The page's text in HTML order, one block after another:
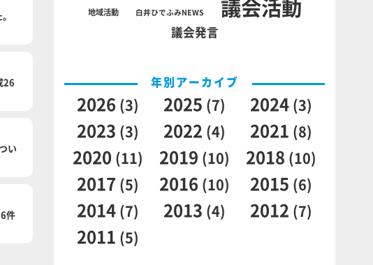
26
い
件
地域活動 白井ひでふみNEWS 議会活動
議会発言
年別アーカイブ
2026 (3) 2025 (7) 2024 (3)
2023 (3) 2022 (4) 2021 (8)
2020 (11) 2019 (10) 2018 (10)
2017 (5) 2016 (10) 2015 (6)
2014 (7) 2013 (4) 2012 (7)
2011 (5)